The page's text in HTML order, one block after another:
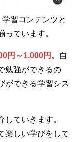
学習コンテンツと
ています。
円～1,000円 。自
勉強ができるの
ができる学習シス
ていきます。
楽しい学びをして